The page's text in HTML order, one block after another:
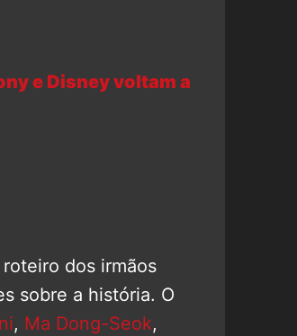
e Disney voltam a
dos irmãos
sobre a história. O
, Ma Dong-Seok,